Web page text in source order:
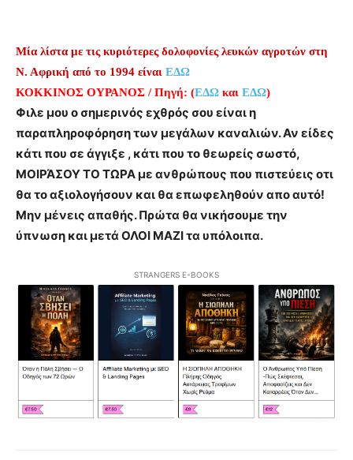
Μία λίστα με τις κυριότερες δολοφονίες λευκών αγροτών στη
Ν. Αφρική από το 1994 είναι ΕΔΩ
ΚΟΚΚΙΝΟΣ ΟΥΡΑΝΟΣ / Πηγή: (ΕΔΩ και ΕΔΩ)
Φιλε μου ο σημερινός εχθρός σου είναι η
παραπληροφόρηση των μεγάλων καναλιών. Αν είδες
κάτι που σε άγγιξε , κάτι που το θεωρείς σωστό,
ΜΟΙΡΆΣΟΥ ΤΟ ΤΩΡΑ με ανθρώπους που πιστεύεις οτι
θα το αξιολογήσουν και θα επωφεληθούν απο αυτό!
Μην μένεις απαθής. Πρώτα θα νικήσουμε την
ύπνωση και μετά ΟΛΟΙ ΜΑΖΙ τα υπόλοιπα.
STRANGERS E-BOOKS